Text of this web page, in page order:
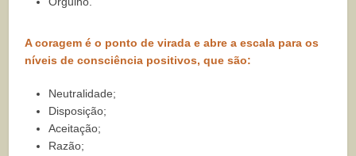
A coragem é o ponto de virada e abre a escala para os
níveis de consciência positivos, que são:
Neutralidade;
Disposição;
Aceitação;
Razão;